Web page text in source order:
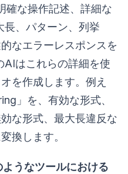
確な操作記述、詳細な
長、パターン、列挙
なエラーレスポンスを
はこれらの詳細を使
を作成します。例え
」を、有効な形式、
な形式、最大長違反な
換します。
うなツールにおける